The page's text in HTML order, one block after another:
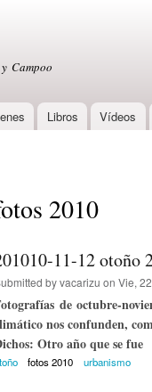
Campoo
Libros Vídeos
2010
11-12 otoño
byvacarizu on Vie,
de octubre-
nos confunden,
Otro año que se fue
fotos 2010 urbanismo